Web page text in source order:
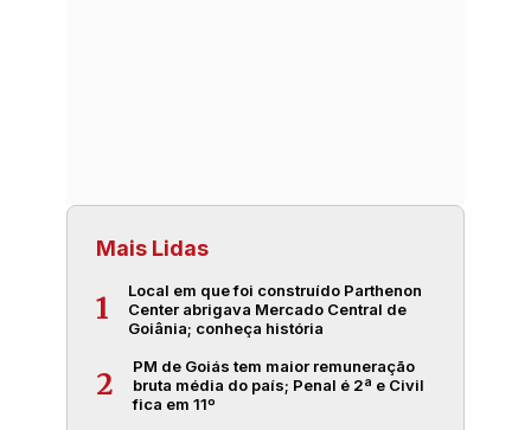
Mais Lidas
1
Local em que foi construído Parthenon
Center abrigava Mercado Central de
Goiânia; conheça história
2
PM de Goiás tem maior remuneração
bruta média do país; Penal é 2ª e Civil
fica em 11º